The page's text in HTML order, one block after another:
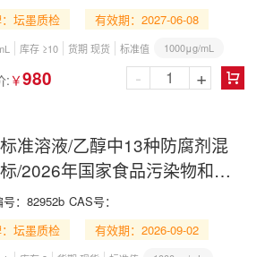
坛墨质检
有效期：2027-06-08
库存 ≥10 货期 现货 标准值 1000μg/mL
: ￥980 
- +
标准溶液/乙醇中13种防腐剂混
标/2026年国家食品污染物和有
害因素风险监测工作手册 第七节
(一)
： 82952b CAS号：
坛墨质检
有效期：2026-09-02